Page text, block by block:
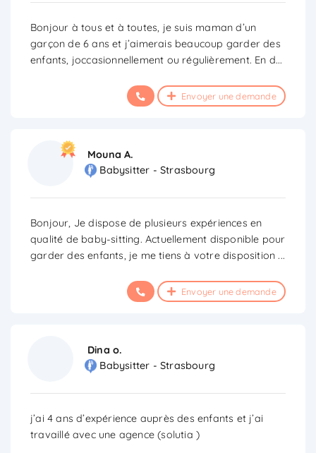
Bonjour à tous et à toutes, je suis maman d’un
garçon de 6 ans et j’aimerais beaucoup garder des
enfants, joccasionnellement ou régulièrement. En d...
Envoyer une demande
Mouna A.
Babysitter - Strasbourg
Bonjour, Je dispose de plusieurs expériences en
qualité de baby-sitting. Actuellement disponible pour
garder des enfants, je me tiens à votre disposition...
Envoyer une demande
Dina o.
Babysitter - Strasbourg
j’ai 4 ans d’expérience auprès des enfants et j’ai
travaillé avec une agence (solutia )